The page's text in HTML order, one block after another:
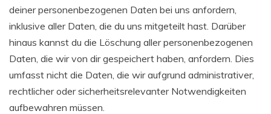
deiner personenbezogenen Daten bei uns anfordern,
inklusive aller Daten, die du uns mitgeteilt hast. Darüber
hinaus kannst du die Löschung aller personenbezogenen
Daten, die wir von dir gespeichert haben, anfordern. Dies
umfasst nicht die Daten, die wir aufgrund administrativer,
rechtlicher oder sicherheitsrelevanter Notwendigkeiten
aufbewahren müssen.